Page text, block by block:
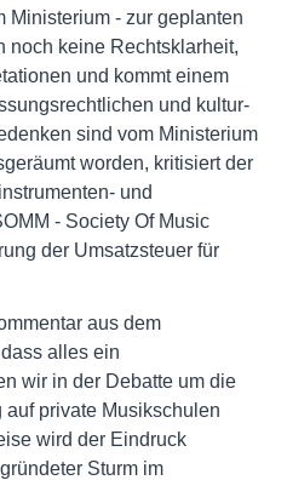
Ministerium - zur geplanten
noch keine Rechtsklarheit,
und kommt einem
und kultur-
sind vom Ministerium
worden, kritisiert der
und
- Society Of Music
der Umsatzsteuer für
aus dem
alles ein
wir in der Debatte um die
private Musikschulen
wird der Eindruck
Sturm im